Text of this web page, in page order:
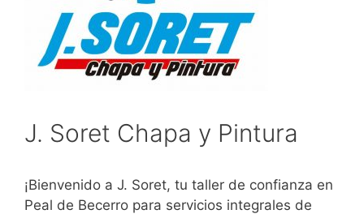
J. Soret Chapa y Pintura
¡Bienvenido a J. Soret, tu taller de confianza en
Peal de Becerro para servicios integrales de